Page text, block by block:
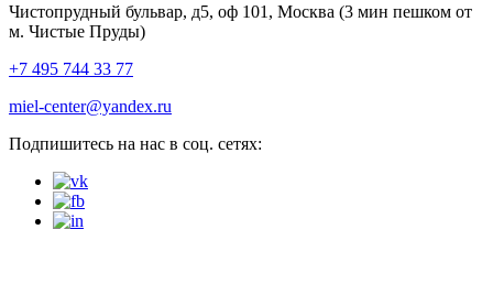
Чистопрудный бульвар, д5, оф 101, Москва (3 мин пешком от
м. Чистые Пруды)
+7 495 744 33 77
miel-center@yandex.ru
Подпишитесь на нас в соц. сетях: